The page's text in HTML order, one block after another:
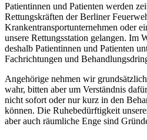
Patientinnen und Patienten werden
Rettungskräften der Berliner
Krankentransportunternehmen oder
unsere Rettungsstation gelangen. Im
deshalb Patientinnen und Patienten
Fachrichtungen und
Angehörige nehmen wir
wahr, bitten aber um Verständnis
nicht sofort oder nur kurz in den
können. Die Ruhebedürftigkeit
aber auch räumliche Enge sind